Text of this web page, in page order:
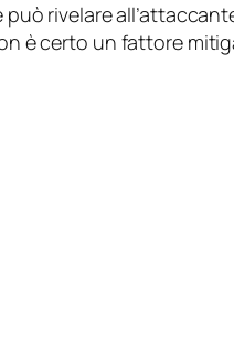
rivelare
è certo un fattore